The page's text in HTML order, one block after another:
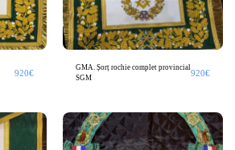
920€
GMA. Șorț rochie complet provincial
SGM
920€